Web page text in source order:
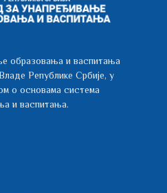
образовања и васпитања
Републике Србије, у
о основама система
и васпитања.